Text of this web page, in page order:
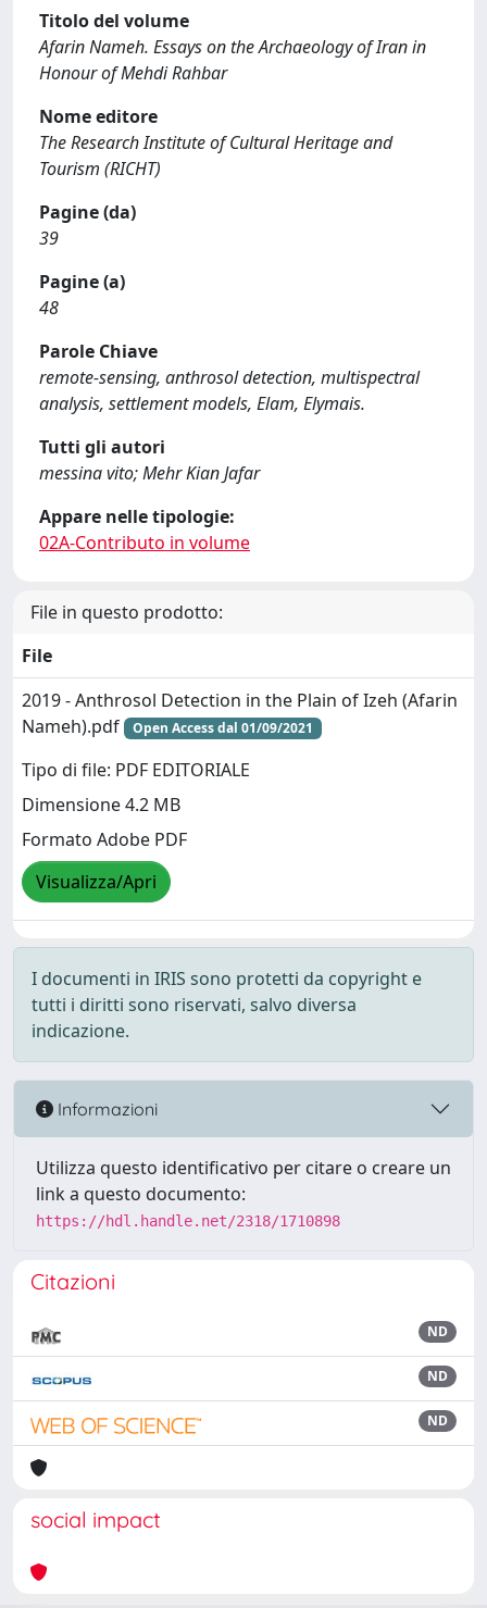
Titolo del volume
Afarin Nameh. Essays on the Archaeology of Iran in
Honour of Mehdi Rahbar
Nome editore
The Research Institute of Cultural Heritage and
Tourism (RICHT)
Pagine (da)
39
Pagine (a)
48
Parole Chiave
remote-sensing, anthrosol detection, multispectral
analysis, settlement models, Elam, Elymais.
Tutti gli autori
messina vito; Mehr Kian Jafar
Appare nelle tipologie:
02A-Contributo in volume
File in questo prodotto:
File
2019 - Anthrosol Detection in the Plain of Izeh (Afarin
Nameh).pdf
Open Access dal 01/09/2021
Tipo di file: PDF EDITORIALE
Dimensione 4.2 MB
Formato Adobe PDF
Visualizza/Apri
I documenti in IRIS sono protetti da copyright e
tutti i diritti sono riservati, salvo diversa
indicazione.
Informazioni
Utilizza questo identificativo per citare o creare un
link a questo documento:
https://hdl.handle.net/2318/1710898
Citazioni
ND
ND
ND
social impact